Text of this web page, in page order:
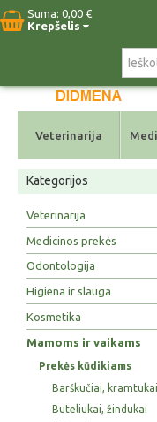
Suma: 0,00 €
Krepšelis
Veterinarija
Kategorijos
Veterinarija
Medicinos prekės
Odontologija
Higiena ir slauga
Kosmetika
Mamoms ir vaikams
Prekės kūdikiams
Barškučiai, kramtukai
Buteliukai, žindukai